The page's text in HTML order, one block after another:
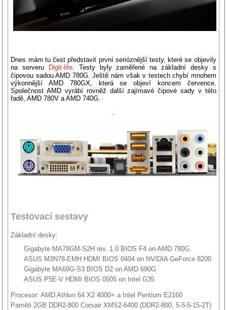
Dnes mám tu čest představit první serióznější testy, které se objevily
na serveru Digit-life . Testy byly zaměřené na základní desky s
čipovou sadou AMD 780G. Ještě nám však v testech chybí mnohem
výkonnější AMD 780GX, která se objeví koncem července.
Společnost AMD vyrábí rovněž další zajímavé čipové sady v této
řadě, AMD 780V a AMD 740G.
.
Testovací sestavy
Základní desky:
Gigabyte MA78GM-S2H rev. 1.0 BIOS F4 on AMD 780G.
ASUS M3N78-EMH HDMI BIOS 0404 on NVIDIA GeForce 8200
Gigabyte MA69G-S3 BIOS D2 on AMD 690G
ASUS P5E-V HDMI BIOS 0505 on Intel G35
Procesor: AMD Athlon 64 X2 4000+ a Intel Pentium E2160
Paměti 2GB DDR2-800 Corsair XMS2-6400 (DDR2-800, 5-5-5-15-2T)